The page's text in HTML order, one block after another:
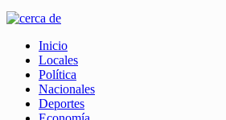
Inicio
Locales
Política
Nacionales
Deportes